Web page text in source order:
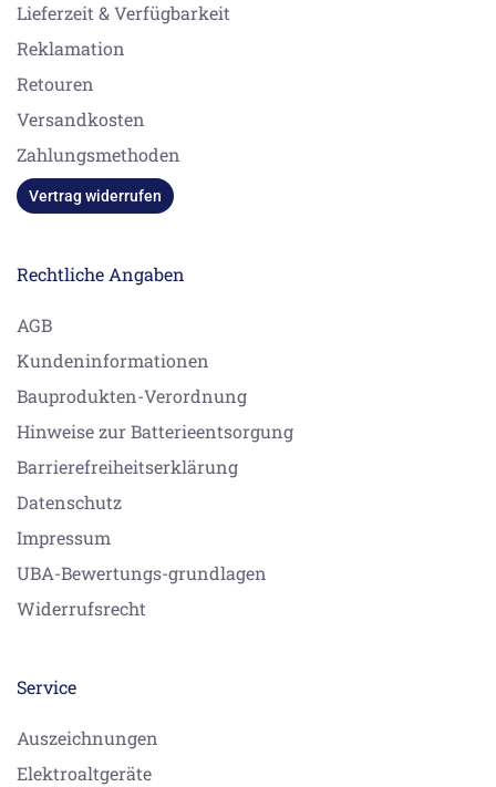
Lieferzeit & Verfügbarkeit
Reklamation
Retouren
Versandkosten
Zahlungsmethoden
Vertrag widerrufen
Rechtliche Angaben
AGB
Kundeninformationen
Bauprodukten-Verordnung
Hinweise zur Batterieentsorgung
Barrierefreiheitserklärung
Datenschutz
Impressum
UBA-Bewertungs-grundlagen
Widerrufsrecht
Service
Auszeichnungen
Elektroaltgeräte